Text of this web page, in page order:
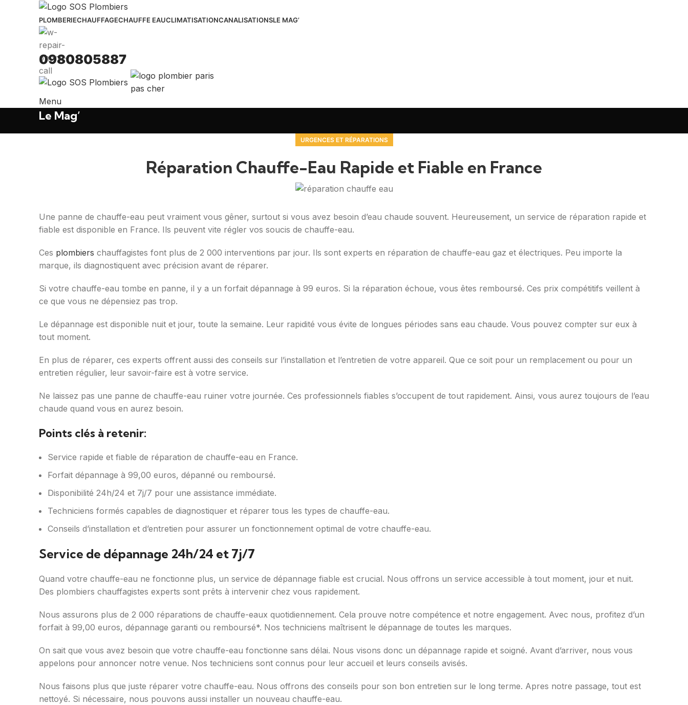
PLOMBERIECHAUFFAGECHAUFFE EAUCLIMATISATIONCANALISATIONSLE MAG’
0980805887
Menu
Le Mag’
URGENCES ET RÉPARATIONS
Réparation Chauffe-Eau Rapide et Fiable en France
Une panne de chauffe-eau peut vraiment vous gêner, surtout si vous avez besoin d’eau chaude souvent. Heureusement, un service de réparation rapide et
fiable est disponible en France. Ils peuvent vite régler vos soucis de chauffe-eau.
Ces plombiers chauffagistes font plus de 2 000 interventions par jour. Ils sont experts en réparation de chauffe-eau gaz et électriques. Peu importe la
marque, ils diagnostiquent avec précision avant de réparer.
Si votre chauffe-eau tombe en panne, il y a un forfait dépannage à 99 euros. Si la réparation échoue, vous êtes remboursé. Ces prix compétitifs veillent à
ce que vous ne dépensiez pas trop.
Le dépannage est disponible nuit et jour, toute la semaine. Leur rapidité vous évite de longues périodes sans eau chaude. Vous pouvez compter sur eux à
tout moment.
En plus de réparer, ces experts offrent aussi des conseils sur l’installation et l’entretien de votre appareil. Que ce soit pour un remplacement ou pour un
entretien régulier, leur savoir-faire est à votre service.
Ne laissez pas une panne de chauffe-eau ruiner votre journée. Ces professionnels fiables s’occupent de tout rapidement. Ainsi, vous aurez toujours de l’eau
chaude quand vous en aurez besoin.
Points clés à retenir:
Service rapide et fiable de réparation de chauffe-eau en France.
Forfait dépannage à 99,00 euros, dépanné ou remboursé.
Disponibilité 24h/24 et 7j/7 pour une assistance immédiate.
Techniciens formés capables de diagnostiquer et réparer tous les types de chauffe-eau.
Conseils d’installation et d’entretien pour assurer un fonctionnement optimal de votre chauffe-eau.
Service de dépannage 24h/24 et 7j/7
Quand votre chauffe-eau ne fonctionne plus, un service de dépannage fiable est crucial. Nous offrons un service accessible à tout moment, jour et nuit.
Des plombiers chauffagistes experts sont prêts à intervenir chez vous rapidement.
Nous assurons plus de 2 000 réparations de chauffe-eaux quotidiennement. Cela prouve notre compétence et notre engagement. Avec nous, profitez d’un
forfait à 99,00 euros, dépannage garanti ou remboursé*. Nos techniciens maîtrisent le dépannage de toutes les marques.
On sait que vous avez besoin que votre chauffe-eau fonctionne sans délai. Nous visons donc un dépannage rapide et soigné. Avant d’arriver, nous vous
appelons pour annoncer notre venue. Nos techniciens sont connus pour leur accueil et leurs conseils avisés.
Nous faisons plus que juste réparer votre chauffe-eau. Nous offrons des conseils pour son bon entretien sur le long terme. Apres notre passage, tout est
nettoyé. Si nécessaire, nous pouvons aussi installer un nouveau chauffe-eau.